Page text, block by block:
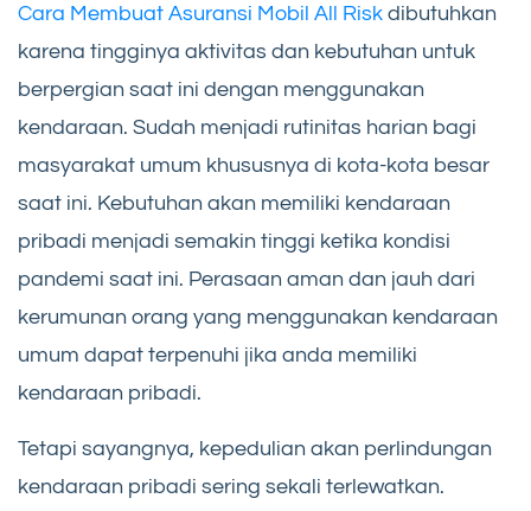
Cara Membuat Asuransi Mobil All Risk dibutuhkan
karena tingginya aktivitas dan kebutuhan untuk
berpergian saat ini dengan menggunakan
kendaraan. Sudah menjadi rutinitas harian bagi
masyarakat umum khususnya di kota-kota besar
saat ini. Kebutuhan akan memiliki kendaraan
pribadi menjadi semakin tinggi ketika kondisi
pandemi saat ini. Perasaan aman dan jauh dari
kerumunan orang yang menggunakan kendaraan
umum dapat terpenuhi jika anda memiliki
kendaraan pribadi.
Tetapi sayangnya, kepedulian akan perlindungan
kendaraan pribadi sering sekali terlewatkan.